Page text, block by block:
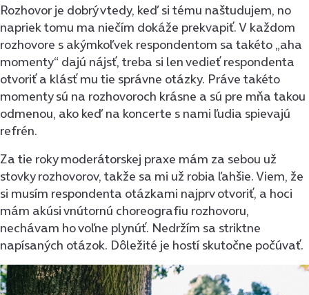
Rozhovor je dobrý vtedy, keď si tému naštudujem, no
napriek tomu ma niečím dokáže prekvapiť. V každom
rozhovore s akýmkoľvek respondentom sa takéto „aha
momenty“ dajú nájsť, treba si len vedieť respondenta
otvoriť a klásť mu tie správne otázky. Práve takéto
momenty sú na rozhovoroch krásne a sú pre mňa takou
odmenou, ako keď na koncerte s nami ľudia spievajú
refrén.
Za tie roky moderátorskej praxe mám za sebou už
stovky rozhovorov, takže sa mi už robia ľahšie. Viem, že
si musím respondenta otázkami najprv otvoriť, a hoci
mám akúsi vnútornú choreografiu rozhovoru,
nechávam ho voľne plynúť. Nedržím sa striktne
napísaných otázok. Dôležité je hostí skutočne počúvať.